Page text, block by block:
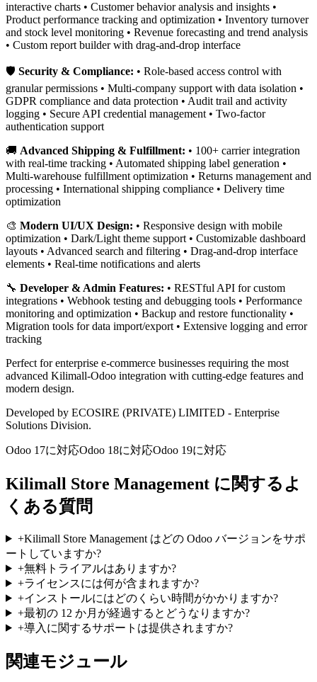
interactive charts • Customer behavior analysis and insights •
Product performance tracking and optimization • Inventory turnover
and stock level monitoring • Revenue forecasting and trend analysis
• Custom report builder with drag-and-drop interface
🛡️ Security & Compliance: • Role-based access control with
granular permissions • Multi-company support with data isolation •
GDPR compliance and data protection • Audit trail and activity
logging • Secure API credential management • Two-factor
authentication support
🚚 Advanced Shipping & Fulfillment: • 100+ carrier integration
with real-time tracking • Automated shipping label generation •
Multi-warehouse fulfillment optimization • Returns management and
processing • International shipping compliance • Delivery time
optimization
🎨 Modern UI/UX Design: • Responsive design with mobile
optimization • Dark/Light theme support • Customizable dashboard
layouts • Advanced search and filtering • Drag-and-drop interface
elements • Real-time notifications and alerts
🔧 Developer & Admin Features: • RESTful API for custom
integrations • Webhook testing and debugging tools • Performance
monitoring and optimization • Backup and restore functionality •
Migration tools for data import/export • Extensive logging and error
tracking
Perfect for enterprise e-commerce businesses requiring the most
advanced Kilimall-Odoo integration with cutting-edge features and
modern design.
Developed by ECOSIRE (PRIVATE) LIMITED - Enterprise
Solutions Division.
Odoo 17に対応Odoo 18に対応Odoo 19に対応
Kilimall Store Management に関するよ
くある質問
+Kilimall Store Management はどの Odoo バージョンをサポ
ートしていますか?
+無料トライアルはありますか?
+ライセンスには何が含まれますか?
+インストールにはどのくらい時間がかかりますか?
+最初の 12 か月が経過するとどうなりますか?
+導入に関するサポートは提供されますか?
関連モジュール